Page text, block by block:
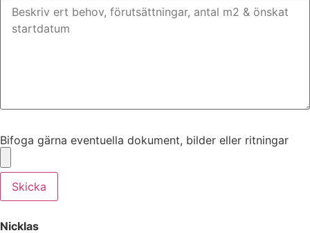
Bifoga gärna eventuella dokument, bilder eller ritningar
Skicka
Nicklas